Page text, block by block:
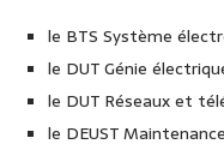
le BTS Système
le DUT Génie
le DUT Réseaux et
le DEUST